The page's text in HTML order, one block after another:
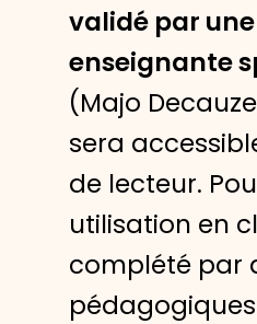
validé par une
enseignante
(Majo
sera
de lecteur.
utilisation en
complété par